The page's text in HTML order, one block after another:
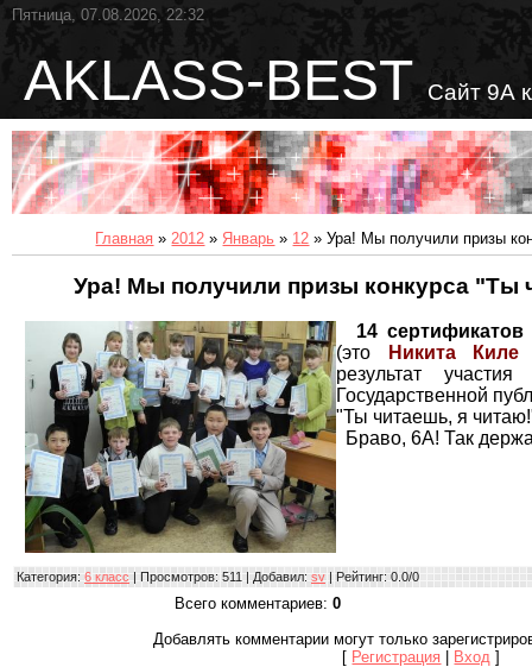
Пятница, 07.08.2026, 22:32
AKLASS-BEST Сайт 9А
Главная » 2012 » Январь » 12 » Ура! Мы получили призы
Ура! Мы получили призы конкурса "Ты
14 сертификатов
(это
Никита
результат
Государственной
"Ты читаешь, я
Браво, 6А! Так
Категория: 6 класс | Просмотров: 511 | Добавил: sv | Рейтинг: 0.0/0
Всего комментариев: 0
Добавлять комментарии могут только
[ Регистрация Вход ]